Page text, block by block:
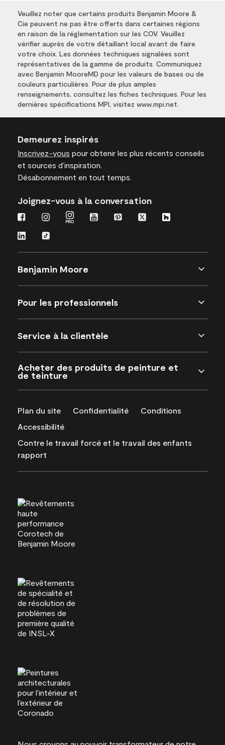
Veuillez noter que certains produits Benjamin Moore &
Cie peuvent ne pas être offerts dans certaines régions
en raison de la réglementation sur les COV. Veuillez
vérifier auprès de votre détaillant local avant de faire
votre choix. Les données techniques signalées sont
représentatives de la gamme de produits. Communiquez
avec Benjamin MooreMD pour les valeurs de bases ou de
couleurs particulières. Pour de plus amples
renseignements, consultez les fiches techniques. Pour les
dernières spécifications MPI, visitez www.mpi.net.
Demeurez inspirés
Inscrivez-vous pour obtenir les plus récents conseils
et sources d’inspiration.
Désabonnement en tout temps.
Joignez-vous à la conversation
Benjamin Moore
Pour les professionnels
Service à la clientèle
Acheter des produits de peinture et
de teinture
Plan du site Confidentialité
Conditions
Accessibilité
Contre le travail forcé et le travail des enfants
rapport